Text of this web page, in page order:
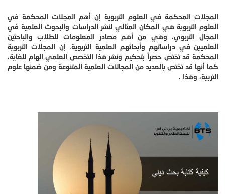
المجلات المحكمة في العلوم التربوية إن أهم المجلات المحكمة في
العلوم التربوية هي المكان المثالي لنشر الدراسات والبحوث العلمية في
المجال التربوي، وهي من أهم مصادر المعلومات للطلاب والباحثين
العلميين في دراساتهم وأبحاثهم العلمية التربوية. إن المجلات التربوية
المحكمة قد تختص حصراً بتحكيم ونشر هذا التخصص العلمي الهام للغاية،
كما أنها قد تختص بالعديد من المجالات العلمية المتنوعة ومن ضمنها علوم
التربية، وهذا .